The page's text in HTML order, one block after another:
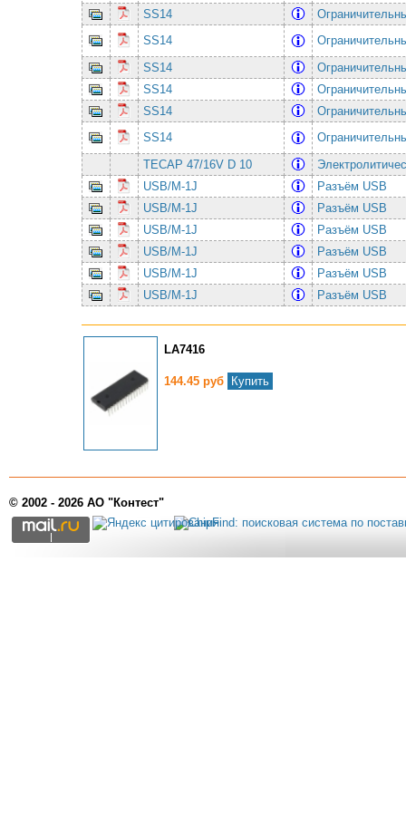
SS14
SS14
SS14
SS14
SS14
SS14
TECAP 47/16V D 10
USB/M-1J
Разъём USB
USB/M-1J
Разъём USB
USB/M-1J
Разъём USB
USB/M-1J
Разъём USB
USB/M-1J
Разъём USB
USB/M-1J
Разъём USB
LA7416
144.45 руб Купить
© 2002 - 2026 АО "Контест"